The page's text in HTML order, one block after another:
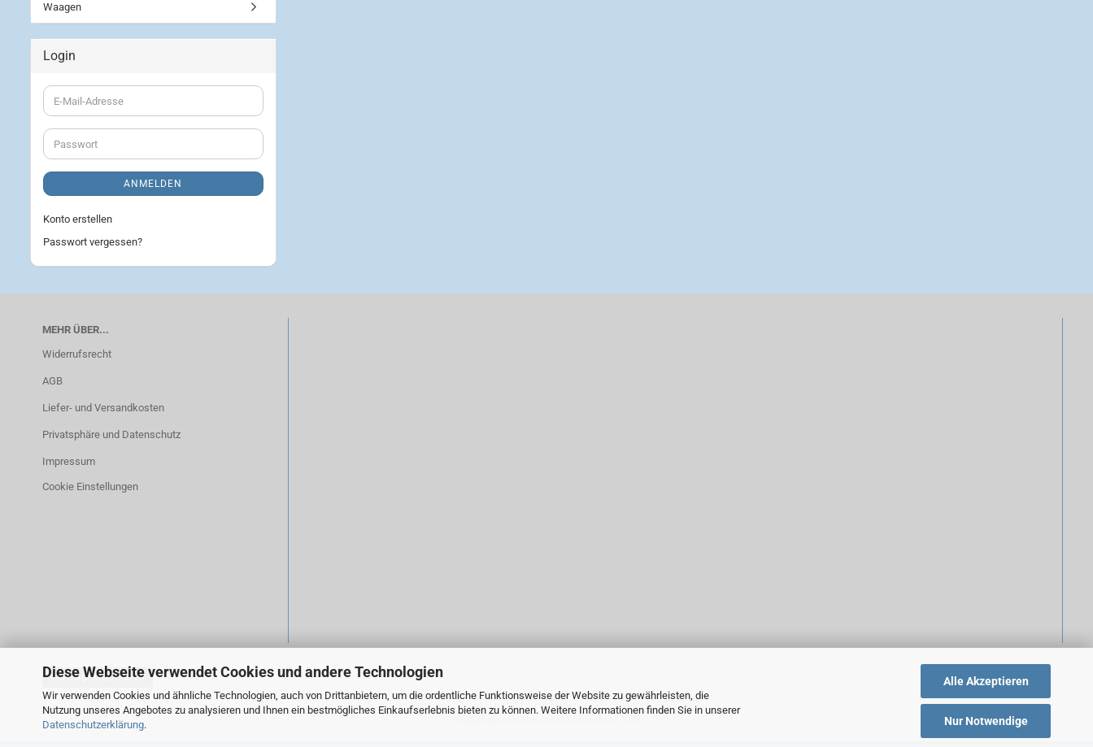
Diese Webseite verwendet Cookies und andere Technologien
Wir verwenden Cookies und ähnliche Technologien, auch von Drittanbietern, um die ordentliche Funktionsweise der Website zu gewährleisten, die
Nutzung unseres Angebotes zu analysieren und Ihnen ein bestmögliches Einkaufserlebnis bieten zu können. Weitere Informationen finden Sie in unserer
Datenschutzerklärung.
Alle Akzeptieren
Nur Notwendige
Waagen
Login
E-
Mail-
Adresse
Passwort
ANMELDEN
Konto erstellen
Passwort vergessen?
MEHR ÜBER...
Widerrufsrecht
AGB
Liefer- und Versandkosten
Privatsphäre und Datenschutz
Impressum
Cookie Einstellungen
Vertrag widerrufen